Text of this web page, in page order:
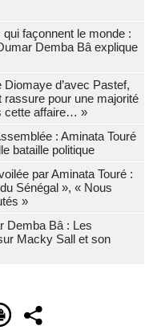
façonnent le monde :
Demba Bâ explique
d’avec Pastef,
rassure pour une majorité
cette affaire… »
: Aminata Touré
bataille politique
par Aminata Touré :
Sénégal », « Nous
»
Demba Bâ : Les
Macky Sall et son